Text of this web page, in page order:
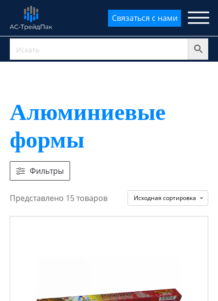
Связаться с нами
Алюминиевые
формы
Фильтры
Представлено 15 товаров